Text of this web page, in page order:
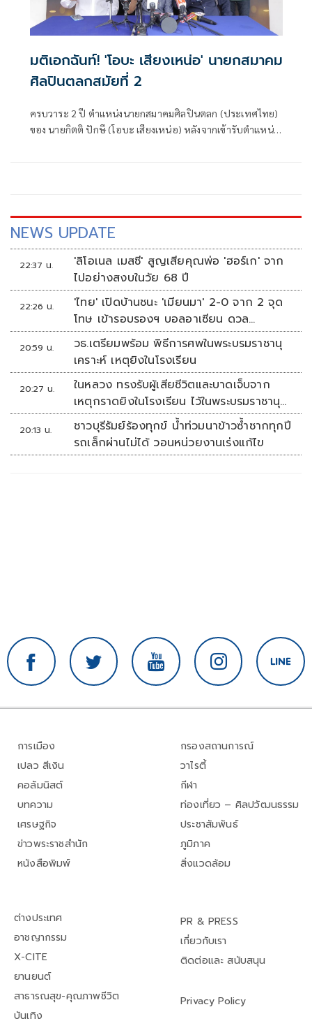
มติเอกฉันท์! 'โอบะ เสียงเหน่อ' นายกสมาคม
ศิลปินตลกสมัยที่ 2
ครบวาระ 2 ปี ตำแหน่งนายกสมาคมศิลปินตลก (ประเทศไทย)
ของ นายกิตติ ปักษี (โอบะ เสียงเหน่อ) หลังจากเข้ารับตำแหน่ง
NEWS UPDATE
22:37 น.
'ลิโอเนล เมสซี' สูญเสียคุณพ่อ 'ฮอร์เก' จาก
ไปอย่างสงบในวัย 68 ปี
22:26 น.
'ไทย' เปิดบ้านชนะ 'เมียนมา' 2-0 จาก 2 จุด
โทษ เข้ารอบรองฯ บอลอาเซียน ดวล
'สิงคโปร์'
20:59 น.
วธ.เตรียมพร้อม พิธีการศพในพระบรมราชานุ
เคราะห์ เหตุยิงในโรงเรียน
20:27 น.
ในหลวง ทรงรับผู้เสียชีวิตและบาดเจ็บจาก
เหตุกราดยิงในโรงเรียน ไว้ในพระบรมราชานุ
เคราะห์
20:13 น.
ชาวบุรีรัมย์ร้องทุกข์ น้ำท่วมนาข้าวซ้ำซากทุกปี
รถเล็กผ่านไม่ได้ วอนหน่วยงานเร่งแก้ไข
การเมือง
เปลว สีเงิน
คอลัมนิสต์
บทความ
เศรษฐกิจ
ข่าวพระราชสำนัก
หนังสือพิมพ์
กรองสถานการณ์
วาไรตี้
กีฬา
ท่องเที่ยว – ศิลปวัฒนธรรม
ประชาสัมพันธ์
ภูมิภาค
สิ่งแวดล้อม
ต่างประเทศ
อาชญากรรม
X-CITE
ยานยนต์
สาธารณสุข-คุณภาพชีวิต
บันเทิง
PR & PRESS
เกี่ยวกับเรา
ติดต่อและ สนับสนุน
Privacy Policy